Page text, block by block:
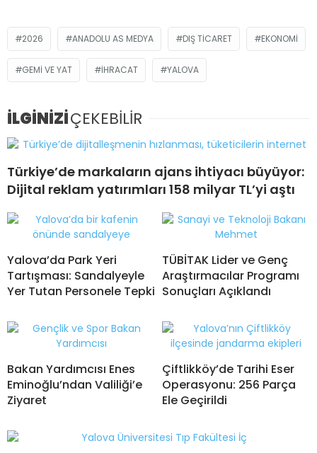
2026 ANADOLU AS MEDYA DIŞ TICARET EKONOMI
GEMI VE YAT İHRACAT YALOVA
İLGİNİZİÇEKEBİLİR
Türkiye’de markaların ajans ihtiyacı büyüyor:
Dijital reklam yatırımları 158 milyar TL’yi aştı
Yalova’da Park Yeri
Tartışması: Sandalyeyle
Yer Tutan Personele Tepki
TÜBİTAK Lider ve Genç
Araştırmacılar Programı
Sonuçları Açıklandı
Bakan Yardımcısı Enes
Eminoğlu’ndan Valiliği’e
Ziyaret
Çiftlikköy’de Tarihi Eser
Operasyonu: 256 Parça
Ele Geçirildi